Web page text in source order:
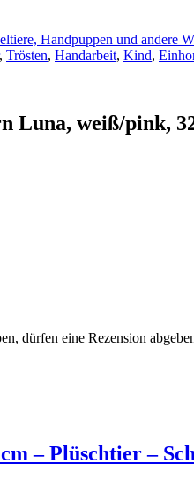
Handpuppen und andere
, Trösten, Handarbeit, Kind,
Luna, weiß/pink,
dürfen eine Rezension
– Plüschtier –